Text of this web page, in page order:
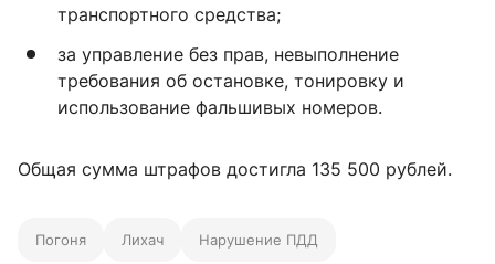
транспортного средства;
за управление без прав, невыполнение
требования об остановке, тонировку и
использование фальшивых номеров.
Общая сумма штрафов достигла 135 500 рублей.
Погоня Лихач Нарушение ПДД